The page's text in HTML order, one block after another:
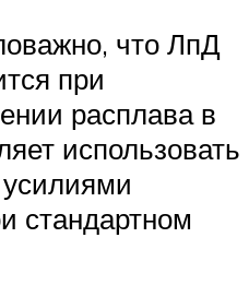
что ЛпД
при
расплава в
использовать
стандартном